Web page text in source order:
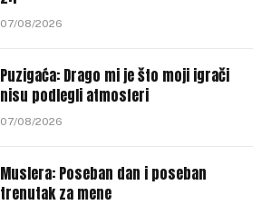
07/08/2026
Puzigaća: Drago mi je što moji igrači
nisu podlegli atmosferi
07/08/2026
Muslera: Poseban dan i poseban
trenutak za mene